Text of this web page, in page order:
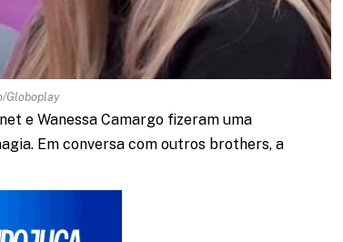
Globoplay
e Wanessa Camargo fizeram uma
Em conversa com outros brothers, a